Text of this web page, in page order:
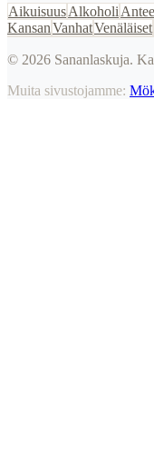
AikuisuusAlkoholi
KansanVanhatVenäläiset
© 2026 Sananlaskuja.
Muita sivustojamme: